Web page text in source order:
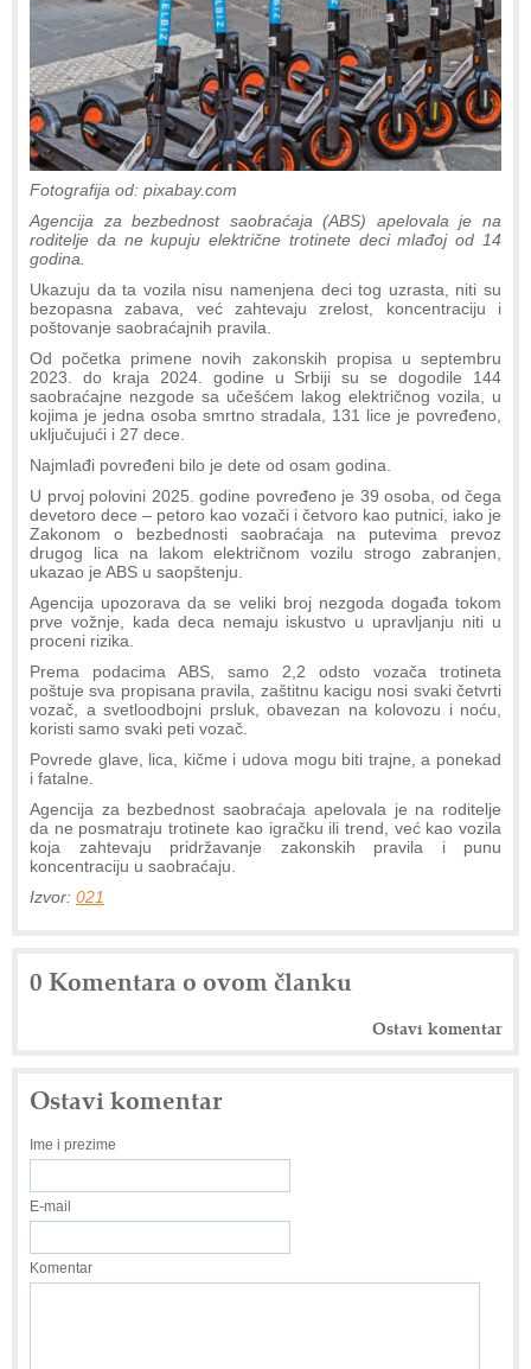
Fotografija od: pixabay.com
Agencija za bezbednost saobraćaja (ABS) apelovala je na
roditelje da ne kupuju električne trotinete deci mlađoj od 14
godina.
Ukazuju da ta vozila nisu namenjena deci tog uzrasta, niti su
bezopasna zabava, već zahtevaju zrelost, koncentraciju i
poštovanje saobraćajnih pravila.
Od početka primene novih zakonskih propisa u septembru
2023. do kraja 2024. godine u Srbiji su se dogodile 144
saobraćajne nezgode sa učešćem lakog električnog vozila, u
kojima je jedna osoba smrtno stradala, 131 lice je povređeno,
uključujući i 27 dece.
Najmlađi povređeni bilo je dete od osam godina.
U prvoj polovini 2025. godine povređeno je 39 osoba, od čega
devetoro dece – petoro kao vozači i četvoro kao putnici, iako je
Zakonom o bezbednosti saobraćaja na putevima prevoz
drugog lica na lakom električnom vozilu strogo zabranjen,
ukazao je ABS u saopštenju.
Agencija upozorava da se veliki broj nezgoda događa tokom
prve vožnje, kada deca nemaju iskustvo u upravljanju niti u
proceni rizika.
Prema podacima ABS, samo 2,2 odsto vozača trotineta
poštuje sva propisana pravila, zaštitnu kacigu nosi svaki četvrti
vozač, a svetloodbojni prsluk, obavezan na kolovozu i noću,
koristi samo svaki peti vozač.
Povrede glave, lica, kičme i udova mogu biti trajne, a ponekad
i fatalne.
Agencija za bezbednost saobraćaja apelovala je na roditelje
da ne posmatraju trotinete kao igračku ili trend, već kao vozila
koja zahtevaju pridržavanje zakonskih pravila i punu
koncentraciju u saobraćaju.
Izvor: 021
0 Komentara o ovom članku
Ostavi komentar
Ostavi komentar
Ime i prezime
E-mail
Komentar